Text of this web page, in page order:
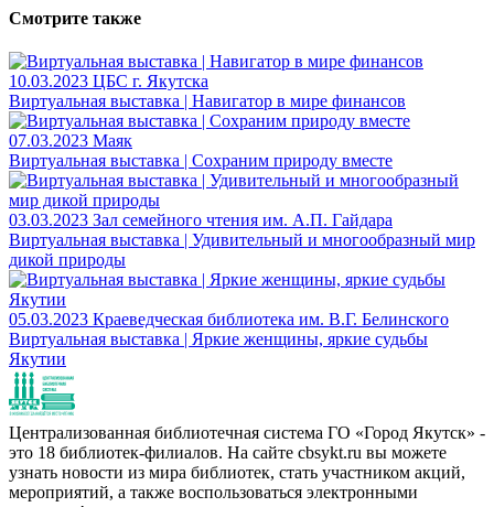
Смотрите также
10.03.2023 ЦБС г. Якутска
Виртуальная выставка | Навигатор в мире финансов
07.03.2023 Маяк
Виртуальная выставка | Сохраним природу вместе
03.03.2023 Зал семейного чтения им. А.П. Гайдара
Виртуальная выставка | Удивительный и многообразный мир
дикой природы
05.03.2023 Краеведческая библиотека им. В.Г. Белинского
Виртуальная выставка | Яркие женщины, яркие судьбы
Якутии
Централизованная библиотечная система ГО «Город Якутск» -
это 18 библиотек-филиалов. На сайте cbsykt.ru вы можете
узнать новости из мира библиотек, стать участником акций,
мероприятий, а также воспользоваться электронными